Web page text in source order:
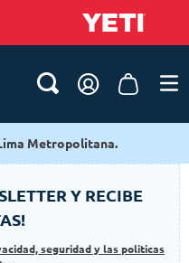
Metropolitana.
Y RECIBE
seguridad y las politicas